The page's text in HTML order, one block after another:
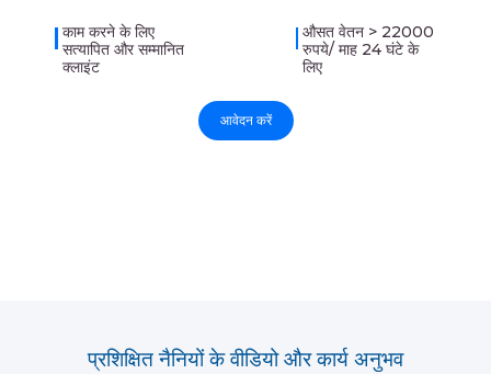
काम करने के लिए
सत्यापित और सम्मानित
क्लाइंट
औसत वेतन > 22000
रुपये/ माह 24 घंटे के
लिए
आवेदन करें
प्रशिक्षित नैनियों के वीडियो और कार्य अनुभव